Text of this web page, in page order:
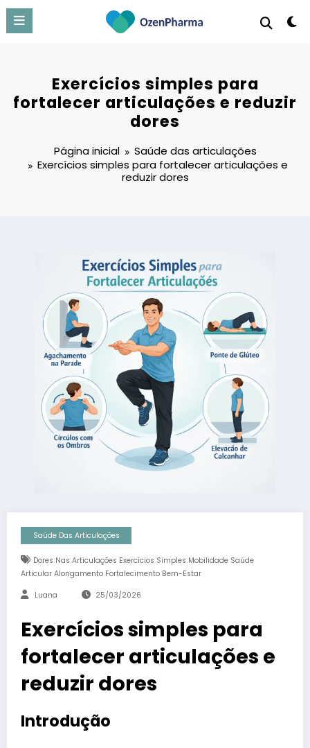
Pular
para
Exercícios simples para
fortalecer articulações e reduzir
dores
Página inicial
Saúde das articulações
Exercícios simples para fortalecer articulações e
reduzir dores
Saúde Das Articulações
Dores Nas Articulações Exercícios Simples Mobilidade Saúde
Articular Alongamento Fortalecimento Bem-Estar
Luana 25/03/2026
Exercícios simples para
fortalecer articulações e
reduzir dores
Introdução